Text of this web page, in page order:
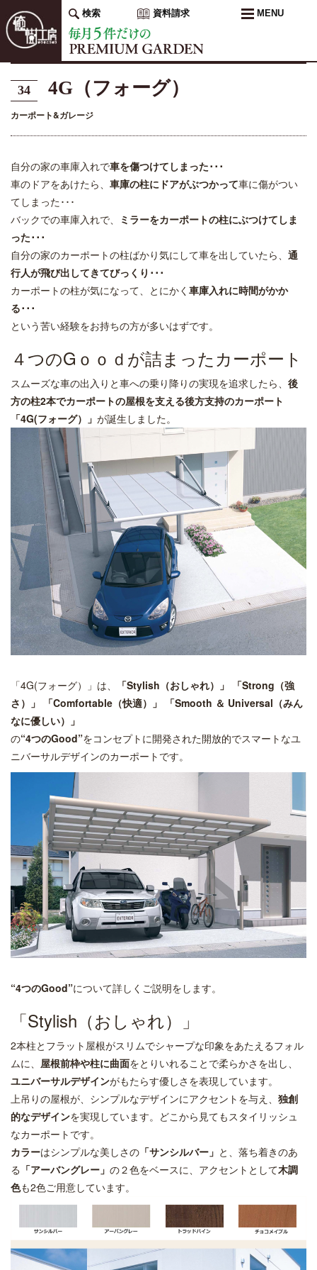
検索 資料請求 MENU
34 4G（フォーグ）
カーポート&ガレージ
自分の家の車庫入れで車を傷つけてしまった･･･
車のドアをあけたら、 車庫の柱にドアがぶつかって車に傷がつい
てしまった･･･
バックでの車庫入れで、
ミラーをカーポートの柱にぶつけてしま
った･･･
自分の家のカーポートの柱ばかり気にして車を出していたら、 通
行人が飛び出してきてびっくり･･･
カーポートの柱が気になって、とにかく 車庫入れに時間がかか
る･･･
という苦い経験をお持ちの方が多いはずです。
４つのGｏｏｄが詰まったカーポート
スムーズな車の出入りと車への乗り降りの実現を追求したら、 後
方の柱2本でカーポートの屋根を支える後方支持のカーポート
「4G(フォーグ）」 が誕生しました。
「4G(フォーグ）」は、 「Stylish（おしゃれ）」
「Strong（強
さ）」
「Comfortable（快適）」
「Smooth ＆ Universal（みん
なに優しい）」
の“4つのGood”をコンセプトに開発された開放的でスマートなユ
ニバーサルデザインのカーポートです。
“4つのGood”について詳しくご説明をします。
「Stylish（おしゃれ）」
2本柱とフラット屋根がスリムでシャープな印象をあたえるフォル
ムに、 屋根前枠や柱に曲面をとりいれることで柔らかさを出し、
ユニバーサルデザインがもたらす優しさを表現しています。
上吊りの屋根が、シンプルなデザインにアクセントを与え、 独創
的なデザインを実現しています。どこから見てもスタイリッシュ
なカーポートです。
カラーはシンプルな美しさの 「サンシルバー」 と、落ち着きのあ
る 「アーバングレー」 の２色をベースに、アクセントとして木調
色も2色ご用意しています。